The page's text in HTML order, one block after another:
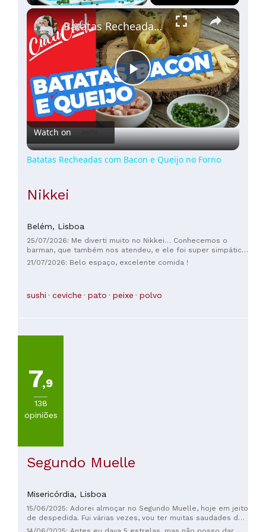
Fullscreen ×
Play
Video
Batatas Recheadas com Bacon e Queijo no Forno
Watch on
Batatas Recheadas com Bacon e Queijo no Forno
Nikkei
Belém, Lisboa
25/07/2026: Me diverti muito no Nikkei… Conhecemos o
barman, que também nos atendeu, e ele foi super simpático!
Com certeza voltarei.
21/07/2026: Belo espaço, excelente comida !
sushi ceviche pato peixe polvo
7,9
138
opiniões
Segundo Muelle
Misericórdia, Lisboa
15/06/2025: Adorei almoçar no Segundo Muelle, hoje em jeito
de despedida. Fui várias vezes, vou ter muitas saudades do
risotto de quinoa e da Chicha morada. Lamento o